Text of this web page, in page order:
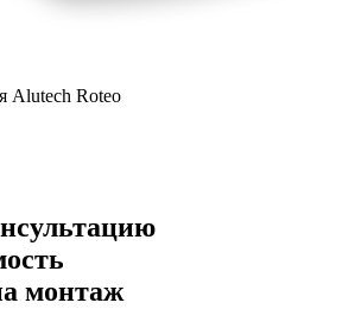
Alutech Roteo
монтаж